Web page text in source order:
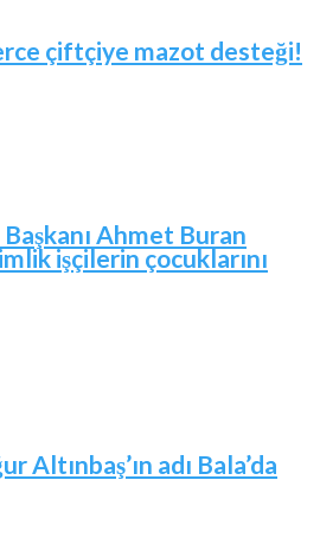
çiftçiye mazot desteği!
Ahmet Buran
işçilerin çocuklarını
Altınbaş’ın adı Bala’da